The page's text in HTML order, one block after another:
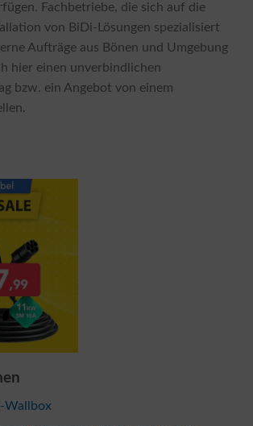
Fachbetriebe, die sich auf die
von BiDi-Lösungen spezialisiert
Aufträge aus Bönen und Umgebung
hier einen unverbindlichen
bzw. ein Angebot von einem
Wallbox